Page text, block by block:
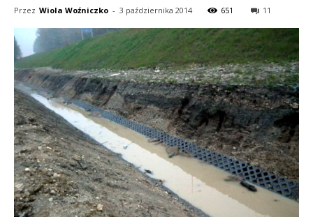
Przez Wiola Woźniczko - 3 października 2014 651 11